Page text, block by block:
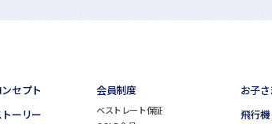
セプト
ーリー
会員制度
ベストレート保証
お子
飛行